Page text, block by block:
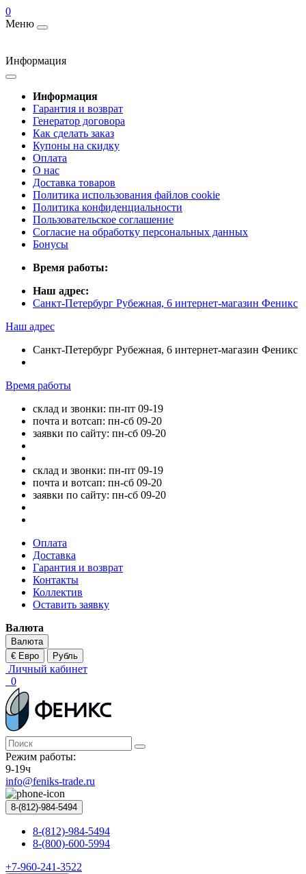
0
Меню
Информация
Информация
Гарантия и возврат
Генератор договора
Как сделать заказ
Купоны на скидку
Оплата
О нас
Доставка товаров
Политика использования файлов cookie
Политика конфиденциальности
Пользовательское соглашение
Согласие на обработку персональных данных
Бонусы
Время работы:
Наш адрес:
Санкт-Петербург Рубежная, 6 интернет-магазин Феникс
Наш адрес
Санкт-Петербург Рубежная, 6 интернет-магазин Феникс
Время работы
склад и звонки: пн-пт 09-19
почта и вотсап: пн-сб 09-20
заявки по сайту: пн-сб 09-20
склад и звонки: пн-пт 09-19
почта и вотсап: пн-сб 09-20
заявки по сайту: пн-сб 09-20
Оплата
Доставка
Гарантия и возврат
Контакты
Коллектив
Оставить заявку
Валюта
Валюта
€ Евро
Рубль
Личный кабинет
0
Режим работы:
9-19ч
info@feniks-trade.ru
8-(812)-984-5494
8-(812)-984-5494
8-(800)-600-5994
+7-960-241-3522